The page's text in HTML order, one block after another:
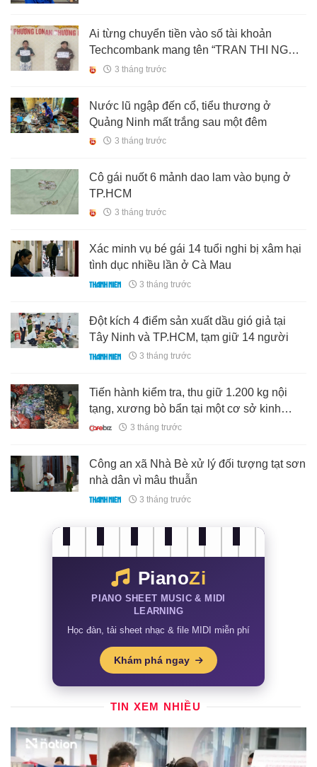
Ai từng chuyển tiền vào số tài khoản
Techcombank mang tên “TRAN THI NGOC
HANH”, khẩn trương liên hệ công an ngay
3 tháng trước
Nước lũ ngập đến cổ, tiểu thương ở
Quảng Ninh mất trắng sau một đêm
3 tháng trước
Cô gái nuốt 6 mảnh dao lam vào bụng ở
TP.HCM
3 tháng trước
Xác minh vụ bé gái 14 tuổi nghi bị xâm hại
tình dục nhiều lần ở Cà Mau
3 tháng trước
Đột kích 4 điểm sản xuất dầu gió giả tại
Tây Ninh và TP.HCM, tạm giữ 14 người
3 tháng trước
Tiến hành kiểm tra, thu giữ 1.200 kg nội
tạng, xương bò bẩn tại một cơ sở kinh
doanh ở Hà Nội
3 tháng trước
Công an xã Nhà Bè xử lý đối tượng tạt sơn
nhà dân vì mâu thuẫn
3 tháng trước
PianoZi
PIANO SHEET MUSIC & MIDI
LEARNING
Học đàn, tải sheet nhạc & file MIDI miễn phí
Khám phá ngay
TIN XEM NHIỀU